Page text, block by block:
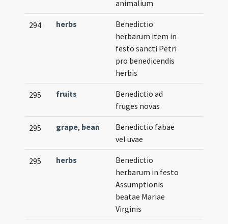
animalium
294 herbs
Benedictio
herbarum item in
festo sancti Petri
pro benedicendis
herbis
295 fruits
Benedictio ad
fruges novas
295 grape, bean
Benedictio fabae
vel uvae
295 herbs
Benedictio
herbarum in festo
Assumptionis
beatae Mariae
Virginis